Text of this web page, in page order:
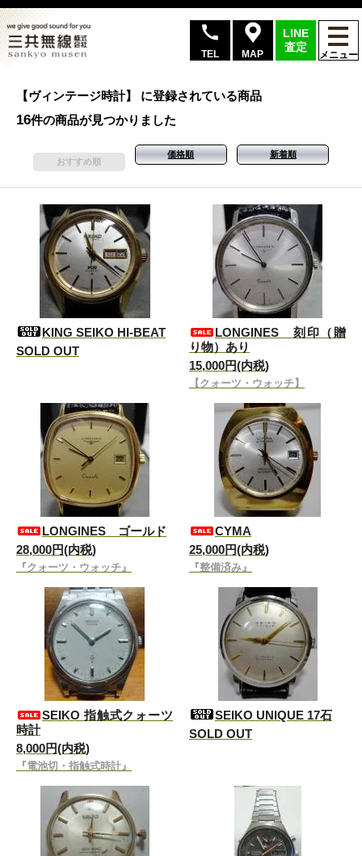
TEL MAP
LINE
査定
メニュー
【ヴィンテージ時計】 に登録されている商品
16件の商品が見つかりました
おすすめ順
価格順 新着順
KING SEIKO HI-BEAT
SOLD OUT
LONGINES 刻印（贈
り物）あり
15,000円(内税)
【クォーツ・ウォッチ】
LONGINES ゴールド
28,000円(内税)
『クォーツ・ウォッチ』
CYMA
25,000円(内税)
『整備済み』
SEIKO 指触式クォーツ
時計
8,000円(内税)
『電池切・指触式時計』
SEIKO UNIQUE 17石
SOLD OUT